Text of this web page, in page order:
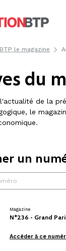
le magazine
du
de la
le
un
Magazine
N°236 - Grand
Accéder à ce